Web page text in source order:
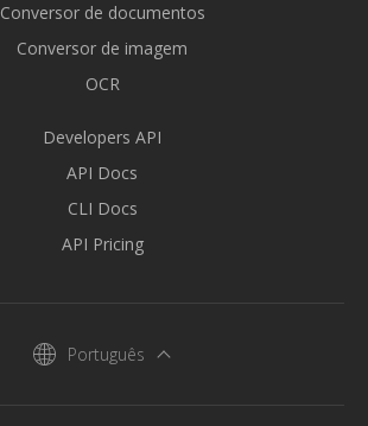
Conversor de documentos
Conversor de imagem
OCR
Developers API
API Docs
CLI Docs
API Pricing
Português